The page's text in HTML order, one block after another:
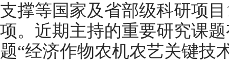
支撑等国家及省部级科研项
项。近期主持的重要研究课
题“经济作物农机农艺关键